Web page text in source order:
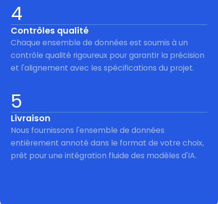
4
Contrôles qualité
Chaque ensemble de données est soumis à un
contrôle qualité rigoureux pour garantir la précision
et l'alignement avec les spécifications du projet.
5
Livraison
Nous fournissons l'ensemble de données
entièrement annoté dans le format de votre choix,
prêt pour une intégration fluide des modèles d'IA.